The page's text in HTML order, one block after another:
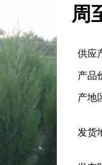
周
供应
产品
产地
发货